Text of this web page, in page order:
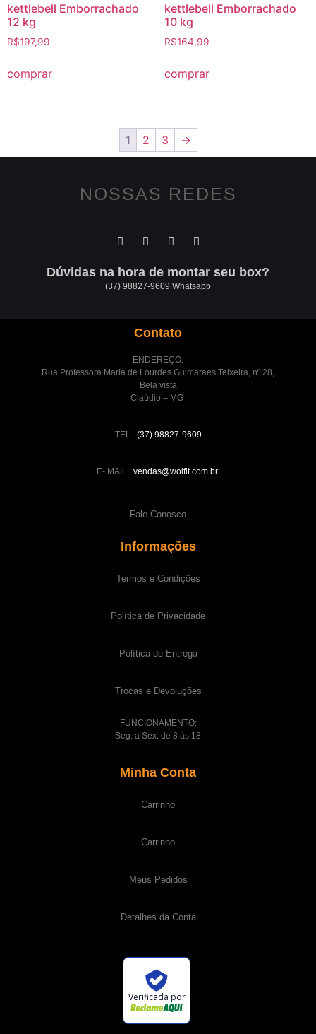
kettlebell Emborrachado
12 kg
R$197,99
comprar
kettlebell Emborrachado
10 kg
R$164,99
comprar
1 2 3 →
NOSSAS REDES
Dúvidas na hora de montar seu box?
(37) 98827-9609 Whatsapp
Contato
ENDEREÇO:
Rua Professora Maria de Lourdes Guimaraes Teixeira, nº 28,
Bela vista
Claúdio – MG
TEL : (37) 98827-9609
E- MAIL : vendas@wolfit.com.br
Fale Conosco
Informações
Termos e Condições
Política de Privacidade
Política de Entrega
Trocas e Devoluções
FUNCIONAMENTO:
Seg. a Sex. de 8 às 18
Minha Conta
Carrinho
Carrinho
Meus Pedidos
Detalhes da Conta
Verificada por